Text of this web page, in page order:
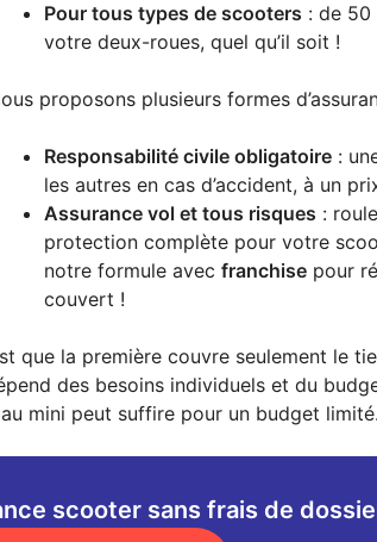
Pour tous types de scooters : de 50
votre deux-roues, quel qu’il soit !
proposons plusieurs formes
Responsabilité civile obligatoire :
les autres en cas d’accident, à un
Assurance vol et tous risques :
protection complète pour votre
notre formule avec franchise pour
couvert !
que la première couvre seulement le
des besoins individuels et du
mini peut suffire pour un budget limité.
scooter sans frais de